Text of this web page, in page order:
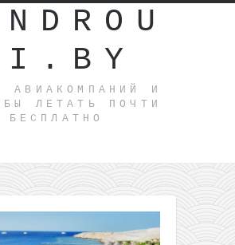
АВИАКОМПАНИЙ И
ЛЕТАТЬ ПОЧТИ
БЕСПЛАТНО
В
Нового
чартер из